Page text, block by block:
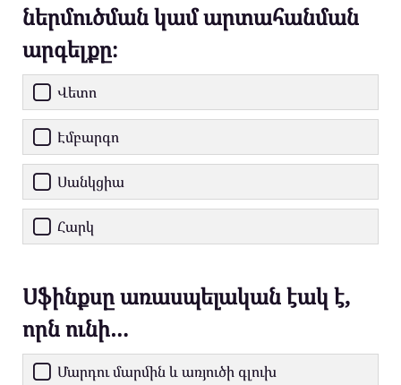
ներմուծման կամ արտահանման
արգելքը։
Վետո
Էմբարգո
Սանկցիա
Հարկ
Սֆինքսը առասպելական էակ է,
որն ունի…
Մարդու մարմին և առյուծի գլուխ